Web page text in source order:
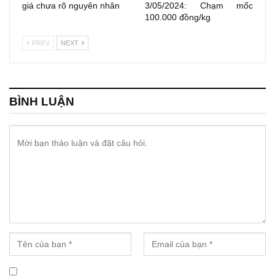
giá chưa rõ nguyên nhân
3/05/2024: Chạm mốc
100.000 đồng/kg
PREV NEXT
BÌNH LUẬN